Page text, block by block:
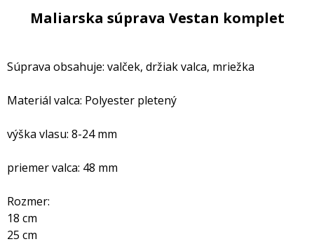
Maliarska súprava Vestan komplet
Súprava obsahuje: valček, držiak valca, mriežka
Materiál valca: Polyester pletený
výška vlasu: 8-24 mm
priemer valca: 48 mm
Rozmer:
18 cm
25 cm